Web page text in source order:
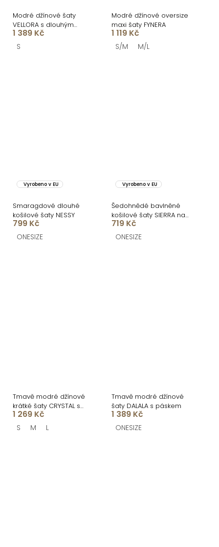
Modré džínové šaty
VELLORA s dlouhým
rukávem
1 389 Kč
S
Modré džínové oversize
maxi šaty FYNERA
1 119 Kč
S/M M/L
Vyrobeno v EU
Smaragdové dlouhé
košilové šaty NESSY
799 Kč
ONESIZE
Vyrobeno v EU
Šedohnědé bavlněné
košilové šaty SIERRA na
knoflíky
719 Kč
ONESIZE
Tmavě modré džínové
krátké šaty CRYSTAL s
dlouhým rukávem
1 269 Kč
S M L
Tmavě modré džínové
šaty DALALA s páskem
1 389 Kč
ONESIZE